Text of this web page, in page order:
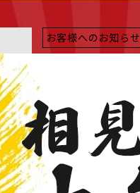
お客様へのお知らせ
2021/08/05